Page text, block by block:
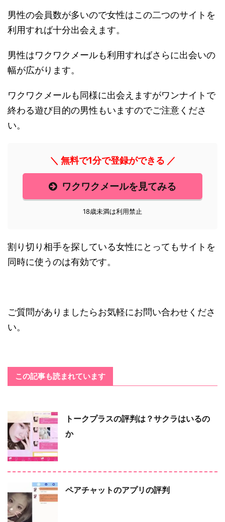
男性の会員数が多いので女性はこの二つのサイトを
利用すれば十分出会えます。
男性はワクワクメールも利用すればさらに出会いの
幅が広がります。
ワクワクメールも同様に出会えますがワンナイトで
終わる遊び目的の男性もいますのでご注意くださ
い。
＼ 無料で1分で登録ができる ／
ワクワクメールを見てみる
18歳未満は利用禁止
割り切り相手を探している女性にとってもサイトを
同時に使うのは有効です。
ご質問がありましたらお気軽にお問い合わせくださ
い。
この記事も読まれています
トークプラスの評判は？サクラはいるの
か
ペアチャットのアプリの評判